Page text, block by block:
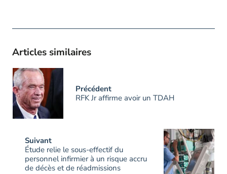
Articles similaires
Précédent
RFK Jr affirme avoir un TDAH
Suivant
Étude relie le sous-effectif du
personnel infirmier à un risque accru
de décès et de réadmissions